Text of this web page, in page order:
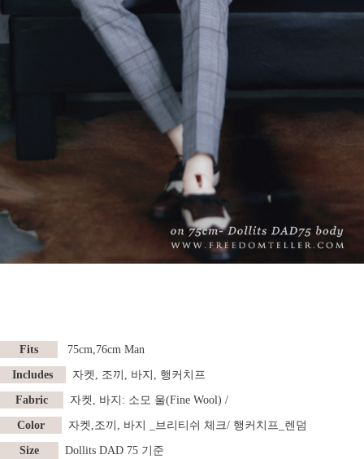
Fits 75cm,76cm Man
Includes 자켓, 조끼, 바지, 행커치프
Fabric 자켓, 바지: 소모 울(Fine Wool) /
Color 자켓,조끼, 바지 _브리티쉬 체크/ 행커치프_렌덤
Size
Dollits DAD 75 기준